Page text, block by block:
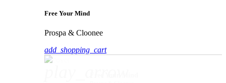
Free Your Mind
Prospa & Cloonee
add_shopping_cart